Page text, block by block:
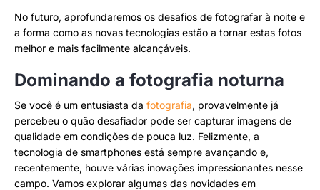
No futuro, aprofundaremos os desafios de fotografar à noite e
a forma como as novas tecnologias estão a tornar estas fotos
melhor e mais facilmente alcançáveis.
Dominando a fotografia noturna
Se você é um entusiasta da fotografia, provavelmente já
percebeu o quão desafiador pode ser capturar imagens de
qualidade em condições de pouca luz. Felizmente, a
tecnologia de smartphones está sempre avançando e,
recentemente, houve várias inovações impressionantes nesse
campo. Vamos explorar algumas das novidades em